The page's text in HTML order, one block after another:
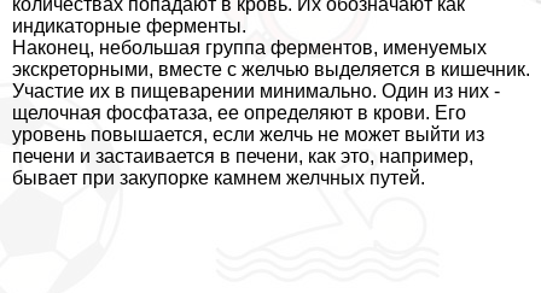
количествах попадают в кровь. Их обозначают как
индикаторные ферменты.
Наконец, небольшая группа ферментов, именуемых
экскреторными, вместе с желчью выделяется в кишечник.
Участие их в пищеварении минимально. Один из них -
щелочная фосфатаза, ее определяют в крови. Его
уровень повышается, если желчь не может выйти из
печени и застаивается в печени, как это, например,
бывает при закупорке камнем желчных путей.